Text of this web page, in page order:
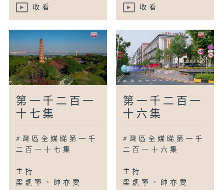
收看 收看
第一千二百一
十七集
#灣區全媒睇第一千
二百一十七集
主持
梁凱寧、帥亦雯
第一千二百一
十六集
#灣區全媒睇第一千
二百一十六集
主持
梁凱寧、帥亦雯